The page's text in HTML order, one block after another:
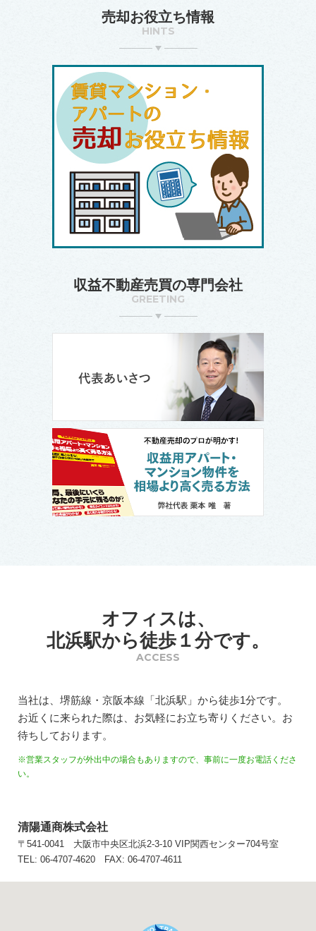
売却お役立ち情報
HINTS
収益不動産売買の専門会社
GREETING
オフィスは、
北浜駅から徒歩１分です。
ACCESS
当社は、堺筋線・京阪本線「北浜駅」から徒歩1分です。
お近くに来られた際は、お気軽にお立ち寄りください。お
待ちしております。
※営業スタッフが外出中の場合もありますので、事前に一度お電話くださ
い。
清陽通商株式会社
〒541-0041 大阪市中央区北浜2-3-10 VIP関西センター704号室
TEL: 06-4707-4620 FAX: 06-4707-4611